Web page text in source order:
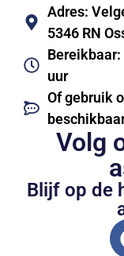
Adres:
5346 RN
uur
Of gebruik
Volg
Blijf op de